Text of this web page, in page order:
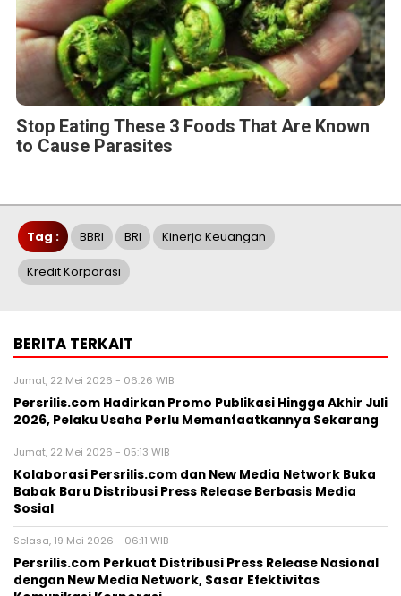
Stop Eating These 3 Foods That Are Known
to Cause Parasites
Tag : BBRI BRI Kinerja Keuangan
Kredit Korporasi
BERITA TERKAIT
Jumat, 22 Mei 2026 - 06:26 WIB
Persrilis.com Hadirkan Promo Publikasi Hingga Akhir Juli
2026, Pelaku Usaha Perlu Memanfaatkannya Sekarang
Jumat, 22 Mei 2026 - 05:13 WIB
Kolaborasi Persrilis.com dan New Media Network Buka
Babak Baru Distribusi Press Release Berbasis Media
Sosial
Selasa, 19 Mei 2026 - 06:11 WIB
Persrilis.com Perkuat Distribusi Press Release Nasional
dengan New Media Network, Sasar Efektivitas